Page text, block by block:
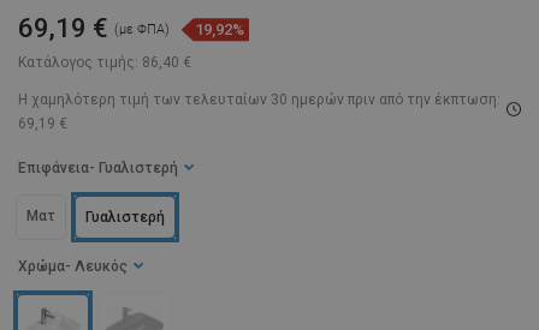
Κατάλογος τιμής: 86,40 €
69,19 € (με ΦΠΑ) 19,92%
Η χαμηλότερη τιμή των τελευταίων 30 ημερών πριν από την έκπτωση:
69,19 €
Χρώμα - Λευκός
Επιφάνεια - Γυαλιστερή
Ματ Γυαλιστερή